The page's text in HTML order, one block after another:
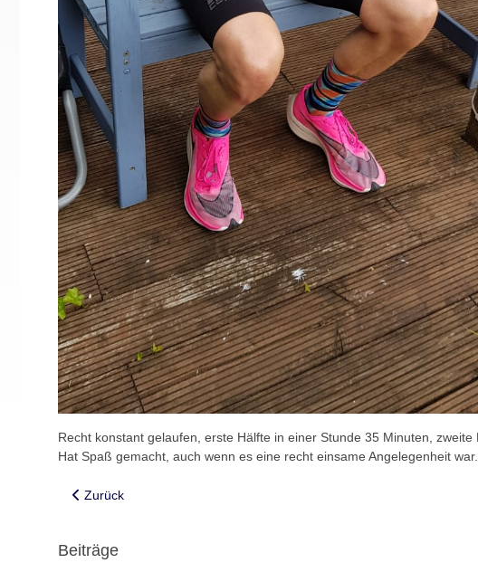
Recht konstant gelaufen, erste Hälfte in einer Stunde 35 Minuten,
Hat Spaß gemacht, auch wenn es eine recht einsame Angelegenheit war.
Vorheriger Beitrag: Heidekreis Triathleten trotzen Corona Virus
Zurück
Beiträge